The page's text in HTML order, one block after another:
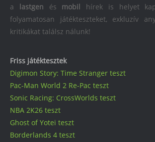
Friss játéktesztek
Digimon Story: Time Stranger teszt
Pac-Man World 2 Re-Pac teszt
Sonic Racing: CrossWorlds teszt
NBA 2K26 teszt
Ghost of Yotei teszt
Borderlands 4 teszt
a
lastgen és mobil
hírek is helyet
folyamatosan játékteszteket, exkluzív
kritikákat találsz nálunk!